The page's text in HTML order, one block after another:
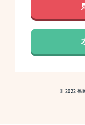
© 2022福